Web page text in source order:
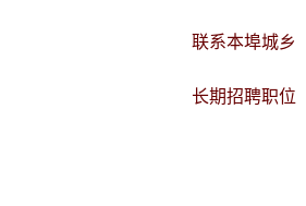
联系本埠城乡
长期招聘职位